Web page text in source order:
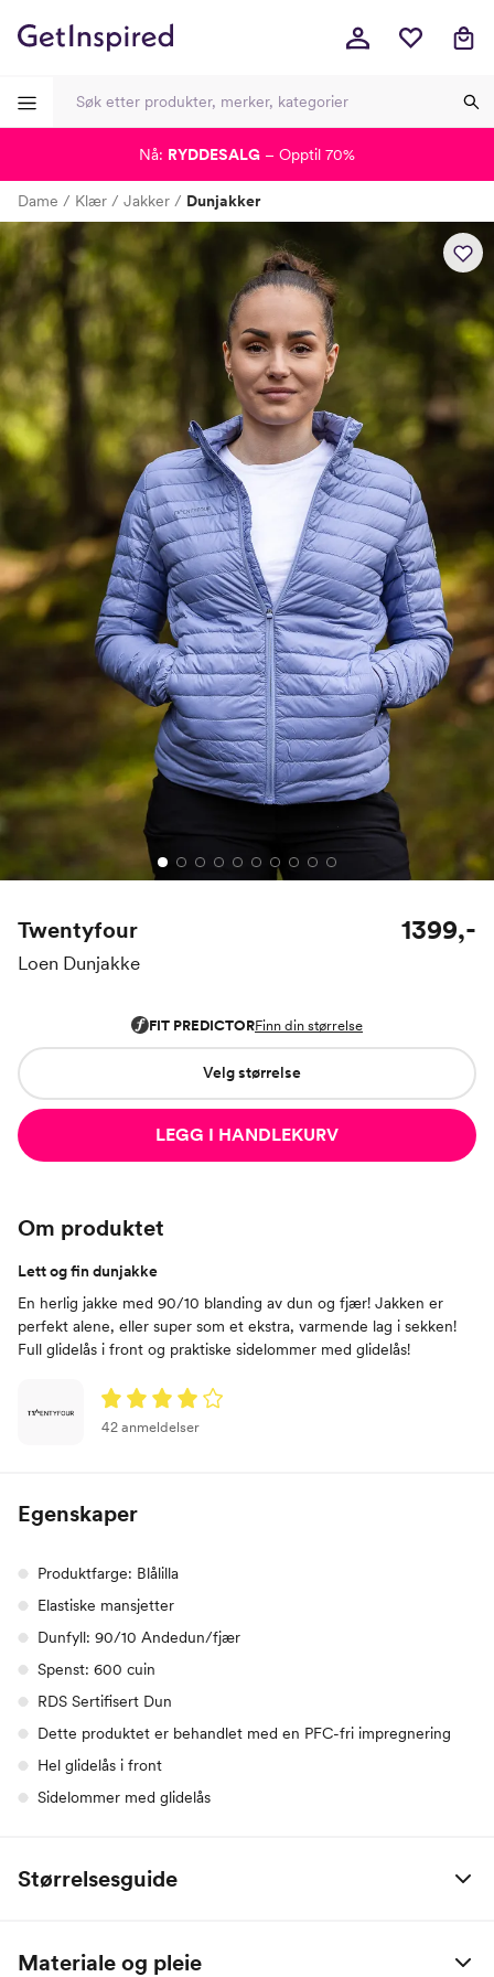
Lagt i kurven, utmerket valg! Til kassen
Dame Klær Jakker Dunjakker
Twentyfour
Loen Dunjakke
1399,-
Velg størrelse
LEGG I HANDLEKURV
Om produktet
Lett og fin dunjakke
En herlig jakke med 90/10 blanding av dun og fjær! Jakken er
perfekt alene, eller super som et ekstra, varmende lag i sekken!
Full glidelås i front og praktiske sidelommer med glidelås!
42 anmeldelser
Egenskaper
Produktfarge: Blålilla
Elastiske mansjetter
Dunfyll: 90/10 Andedun/fjær
Spenst: 600 cuin
RDS Sertifisert Dun
Dette produktet er behandlet med en PFC-fri impregnering
Hel glidelås i front
Sidelommer med glidelås
Størrelsesguide
34 77-85 62-70
Materiale og pleie
Nå: RYDDESALG – Opptil 70%
-
-
-
-